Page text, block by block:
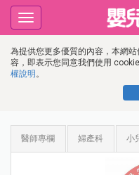
為提供您更多優質的內容，本網
容，即表示您同意我們使用
權說明 。
Toggle
navigation
醫師專欄 婦產科 小